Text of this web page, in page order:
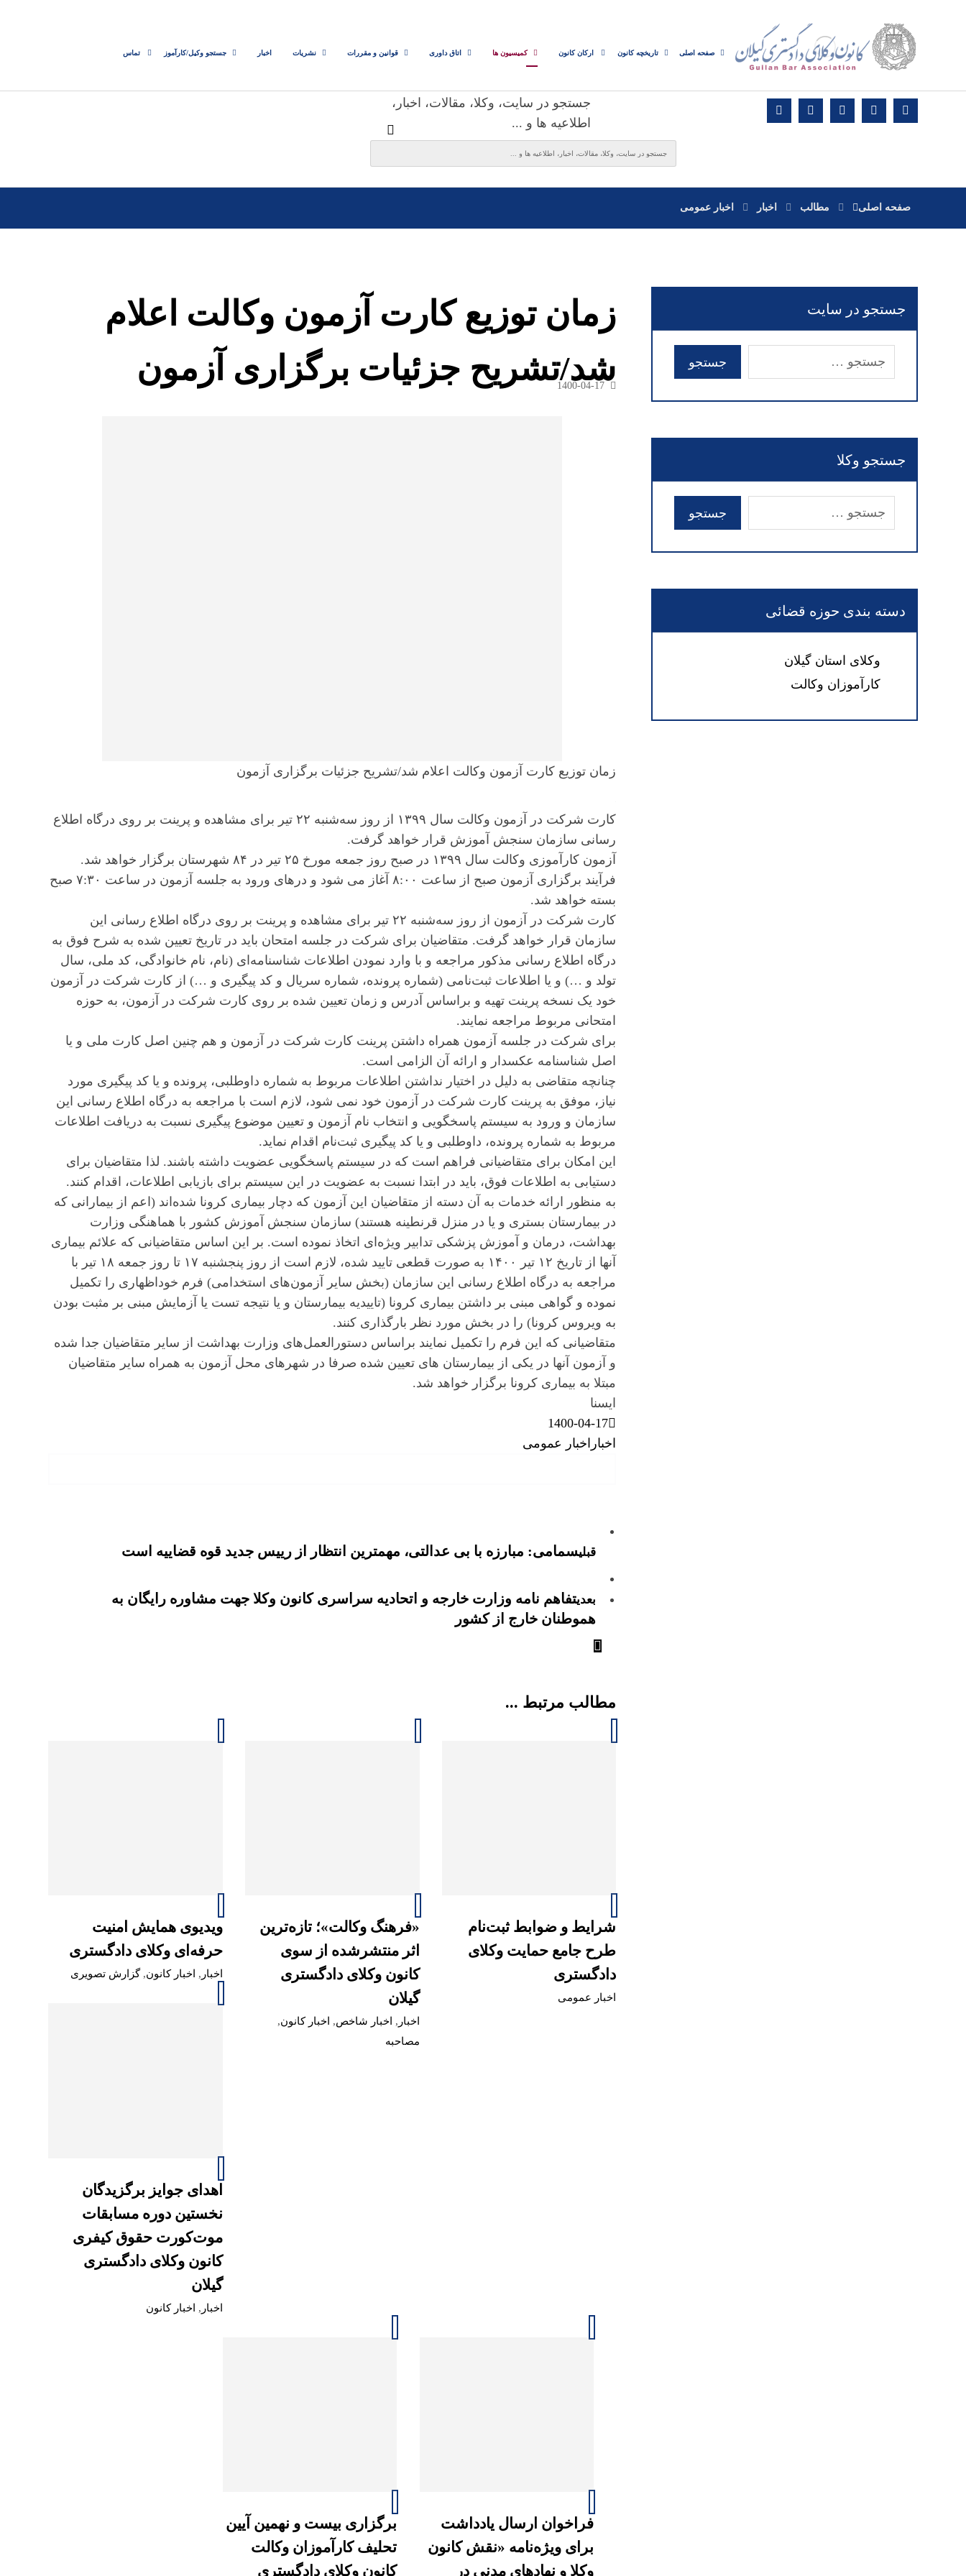
صفحه اصلی تاریخچه کانون ارکان کانون کمیسیون ها اتاق داوری قوانین و مقررات نشریات اخبار جستجو وکیل/کارآموز تماس
جستجو در سایت، وکلا، مقالات، اخبار،
اطلاعیه ها و ...
صفحه اصلی مطالب اخبار اخبار عمومی
زمان توزیع کارت آزمون وکالت اعلام
شد/تشریح جزئیات برگزاری آزمون
1400-04-17
زمان توزیع کارت آزمون وکالت اعلام شد/تشریح جزئیات برگزاری آزمون
کارت‌ شرکت در آزمون‌ وکالت سال ۱۳۹۹ از روز سه‌شنبه ۲۲ تیر برای مشاهده و پرینت بر روی درگاه اطلاع
رسانی سازمان سنجش آموزش قرار خواهد گرفت.
آزمون ‌کارآموزی وکالت سال ۱۳۹۹ در صبح روز جمعه مورخ ۲۵ تیر در ۸۴ شهرستان برگزار خواهد شد.
فرآیند برگزاری آزمون صبح از ساعت ۸:۰۰ آغاز می شود و درهای ورود به جلسه آزمون در ساعت ۷:۳۰ صبح
بسته خواهد شد.
کارت‌ شرکت در آزمون‌ از روز سه‌شنبه ۲۲ تیر برای مشاهده و پرینت بر روی درگاه اطلاع رسانی این
سازمان قرار خواهد گرفت. متقاضیان‌ برای شرکت در جلسه امتحان باید در تاریخ تعیین شده به شرح فوق به
درگاه اطلاع رسانی مذکور مراجعه و با وارد نمودن اطلاعات شناسنامه‌ای (نام، نام خانوادگی، کد ملی، سال
تولد و …) و یا اطلاعات ثبت‌نامی (شماره پرونده، شماره سریال و کد پیگیری و …) از کارت شرکت در آزمون
خود یک نسخه پرینت تهیه و براساس آدرس و زمان تعیین شده بر روی کارت شرکت در آزمون، به حوزه
امتحانی مربوط مراجعه نمایند.
برای شرکت در جلسه آزمون همراه داشتن پرینت کارت شرکت در آزمون و هم چنین اصل کارت ملی و یا
اصل شناسنامه عکسدار و ارائه آن الزامی است.
چنانچه متقاضی به دلیل در اختیار نداشتن اطلاعات مربوط به شماره داوطلبی، پرونده و یا کد پیگیری مورد
نیاز، موفق به پرینت کارت شرکت در آزمون خود نمی شود، لازم است با مراجعه به درگاه اطلاع رسانی این
سازمان و ورود به سیستم پاسخگویی و انتخاب نام آزمون و تعیین موضوع پیگیری نسبت به دریافت اطلاعات
مربوط به شماره پرونده، داوطلبی و یا کد پیگیری ثبت‌نام اقدام نماید.
این امکان برای متقاضیانی فراهم است که در سیستم پاسخگویی عضویت داشته باشند. لذا متقاضیان برای
دستیابی به اطلاعات فوق، باید در ابتدا نسبت به عضویت در این سیستم برای بازیابی اطلاعات، اقدام کنند.
به منظور ارائه خدمات به آن دسته از متقاضیان این آزمون که دچار بیماری کرونا شده‌اند (اعم از بیمارانی که
در بیمارستان بستری و یا در منزل قرنطینه هستند) سازمان سنجش آموزش کشور با هماهنگی وزارت
بهداشت، درمان و آموزش پزشکی تدابیر ویژه‌ای اتخاذ نموده است. بر این اساس متقاضیانی که علائم بیماری
آنها از تاریخ ۱۲ تیر ۱۴۰۰ به صورت قطعی تایید شده، لازم است از روز پنجشنبه ۱۷ تا روز جمعه ۱۸ تیر با
مراجعه به درگاه اطلاع رسانی این سازمان (بخش سایر آزمون‌های استخدامی) فرم خوداظهاری را تکمیل
نموده و گواهی مبنی بر داشتن بیماری کرونا (تاییدیه بیمارستان و یا نتیجه تست یا آزمایش مبنی بر مثبت بودن
به ویروس کرونا) را در بخش مورد نظر بارگذاری کنند.
متقاضیانی که این فرم را تکمیل نمایند براساس دستورالعمل‌های وزارت بهداشت از سایر متقاضیان جدا شده
و آزمون آنها در یکی از بیمارستان های تعیین شده صرفا در شهرهای محل آزمون به همراه سایر متقاضیان
مبتلا به بیماری کرونا برگزار خواهد شد.
ایسنا
1400-04-17
اخبار اخبار عمومی
قبلیسمامی: مبارزه با بی عدالتی، مهمترین انتظار از رییس جدید قوه قضاییه است
بعدیتفاهم نامه وزارت خارجه و اتحادیه سراسری کانون وکلا جهت مشاوره رایگان به
هموطنان خارج از کشور
مطالب مرتبط ...
شرایط و ضوابط ثبت‌نام
طرح جامع حمایت وکلای
دادگستری
اخبار عمومی
«فرهنگ وکالت»؛ تازه‌ترین
اثر منتشرشده از سوی
کانون وکلای دادگستری
گیلان
اخبار , اخبار شاخص, اخبار کانون,
مصاحبه
ویدیوی همایش امنیت
حرفه‌ای وکلای دادگستری
اخبار , اخبار کانون,گزارش تصویری
اهدای جوایز برگزیدگان
نخستین دوره مسابقات
موت‌کورت حقوق کیفری
کانون وکلای دادگستری
گیلان
اخبار , اخبار کانون
فراخوان ارسال یادداشت
برای ویژه‌نامه «نقش کانون
وکلا و نهادهای مدنی در
برگزاری بیست و نهمین آیین
تحلیف کارآموزان وکالت
کانون وکلای دادگستری
جستجو در سایت
جستجو وکلا
دسته بندی حوزه قضائی
وکلای استان گیلان
کارآموزان وکالت